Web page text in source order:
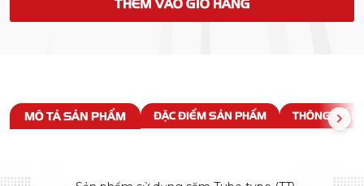
MÔ TẢ SẢN PHẨM ĐẶC ĐIỂM SẢN PHẨM THÔNG SỐ